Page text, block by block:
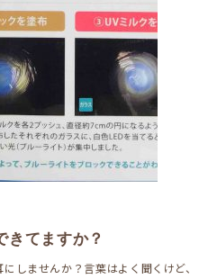
きてますか？
しませんか？言葉はよく聞くけど、